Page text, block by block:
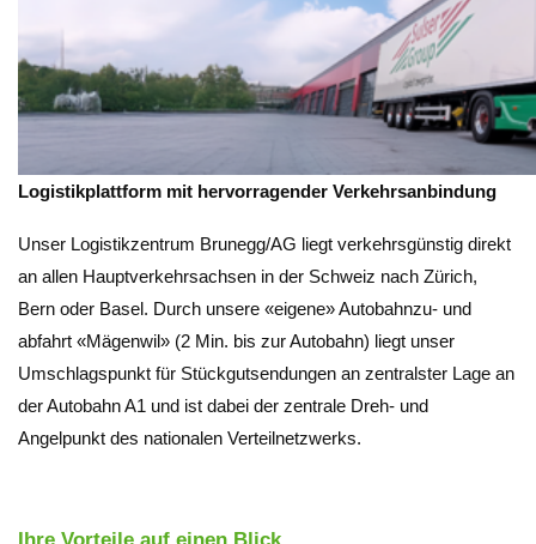
Logistikplattform mit hervorragender Verkehrsanbindung
Unser Logistikzentrum Brunegg/AG liegt verkehrsgünstig direkt
an allen Hauptverkehrsachsen in der Schweiz nach Zürich,
Bern oder Basel. Durch unsere «eigene» Autobahnzu- und
abfahrt «Mägenwil» (2 Min. bis zur Autobahn) liegt unser
Umschlagspunkt für Stückgutsendungen an zentralster Lage an
der Autobahn A1 und ist dabei der zentrale Dreh- und
Angelpunkt des nationalen Verteilnetzwerks.